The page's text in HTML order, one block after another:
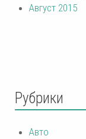
Август 2015
Рубрики
Авто